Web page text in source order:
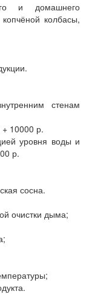
и домашнего
колбасы,
стенам
+ 10000 р.
уровня воды и
р.
сосна.
очистки дыма;